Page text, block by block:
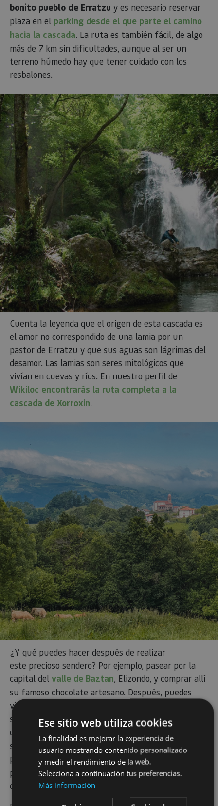
bonito pueblo de Erratzu y es necesario reservar
plaza en el parking desde el que parte el camino
hacia la cascada. La ruta es también fácil, de algo
más de 7 km sin dificultades, aunque al ser un
terreno húmedo hay que tener cuidado con los
resbalones.
Cuenta la leyenda que el origen de esta cascada es
el amor no correspondido de una lamia por un
pastor de Erratzu y que sus aguas son lágrimas del
desamor. Las lamias son seres mitológicos que
vivían en cuevas y ríos. En nuestro perfil de
Wikiloc encontrarás la ruta completa a la
cascada de Xorroxin.
¿Y qué puedes hacer después de realizar
este precioso sendero? Por ejemplo, pasear por la
capital del valle de Baztan, Elizondo, y comprar allí
su famoso chocolate artesano. Después, puedes
visitar el
su jardín botánico, o dirigirte hacia el norte para
descubrir las
su historia relacionada con la brujería. También,
puedes apuntarte aplanes como visitas guiadas a
pueblos y espacios naturales, aprender en un taller
de kaikus... ¡Existen múltiples opciones!
Ese sitio web utiliza cookies
La finalidad es mejorar la experiencia de
usuario mostrando contenido personalizado
y medir el rendimiento de la web.
Selecciona a continuación tus preferencias.
Más información